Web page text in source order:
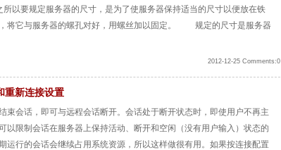
以要规定服务器的尺寸，是为了使服务器保持适当的尺寸以便放在铁
将它与服务器的螺孔对好，用螺丝加以固定。 规定的尺寸是服务器
2012-12-25 Comments:0
重新连接设置
束会话，即可与远程会话断开。会话处于断开状态时，即使用户不再主
以限制会话在服务器上保持活动、断开和空闲（没有用户输入）状态的
运行的会话会继续占用系统资源，所以这样做很有用。如果按连接配置